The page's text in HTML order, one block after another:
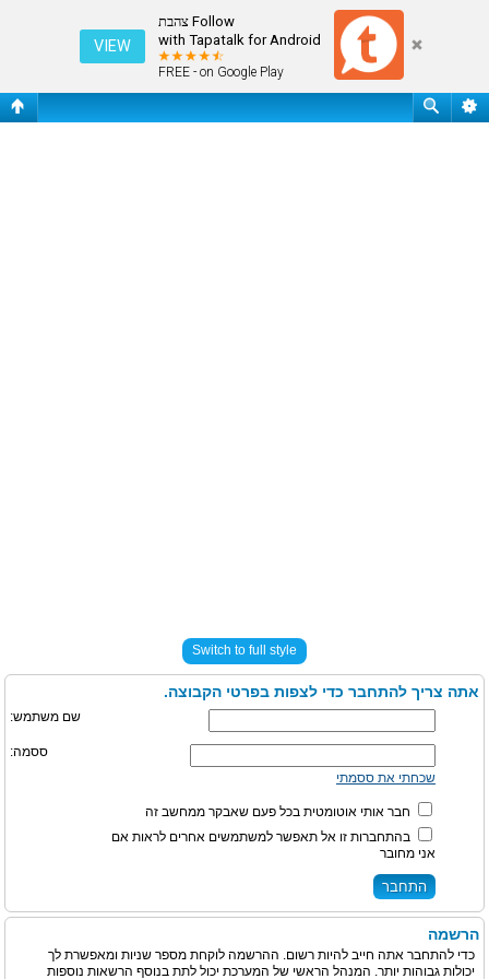
Follow צהבת
with Tapatalk for Android
FREE - on Google Play
VIEW
התחבר
Switch to full style
אתה צריך להתחבר כדי לצפות בפרטי הקבוצה.
שם משתמש:
ססמה:
שכחתי את ססמתי
חבר אותי אוטומטית בכל פעם שאבקר ממחשב זה
בהתחברות זו אל תאפשר למשתמשים אחרים לראות אם
אני מחובר
הרשמה
כדי להתחבר אתה חייב להיות רשום. ההרשמה לוקחת מספר שניות ומאפשרת לך
יכולות גבוהות יותר. המנהל הראשי של המערכת יכול לתת בנוסף הרשאות נוספות